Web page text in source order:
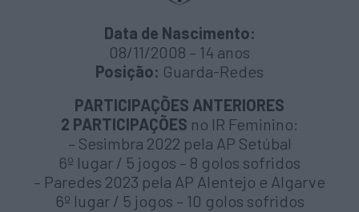
Data de Nascimento:
08/11/2008 – 14 anos
Posição: Guarda-Redes
PARTICIPAÇÕES ANTERIORES
2 PARTICIPAÇÕES no IR Feminino:
– Sesimbra 2022 pela AP Setúbal
6º lugar / 5 jogos – 8 golos sofridos
– Paredes 2023 pela AP Alentejo e Algarve
6º lugar / 5 jogos – 10 golos sofridos